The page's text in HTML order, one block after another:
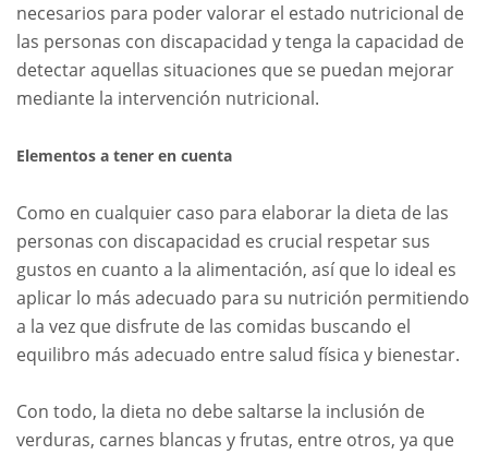
necesarios para poder valorar el estado nutricional de
las personas con discapacidad y tenga la capacidad de
detectar aquellas situaciones que se puedan mejorar
mediante la intervención nutricional.
Elementos a tener en cuenta
Como en cualquier caso para elaborar la dieta de las
personas con discapacidad es crucial respetar sus
gustos en cuanto a la alimentación, así que lo ideal es
aplicar lo más adecuado para su nutrición permitiendo
a la vez que disfrute de las comidas buscando el
equilibro más adecuado entre salud física y bienestar.
Con todo, la dieta no debe saltarse la inclusión de
verduras, carnes blancas y frutas, entre otros, ya que